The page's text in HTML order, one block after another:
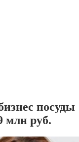
посуды
млн руб.